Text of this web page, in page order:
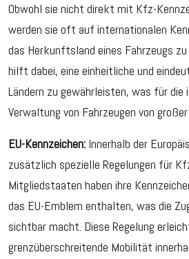
Obwohl sie nicht direkt mit Kfz-
werden sie oft auf internationalen
das Herkunftsland eines Fahrzeugs
hilft dabei, eine einheitliche und
Ländern zu gewährleisten, was für die
Verwaltung von Fahrzeugen von
EU-Kennzeichen: Innerhalb der
zusätzlich spezielle Regelungen für
Mitgliedstaaten haben ihre
das EU-Emblem enthalten, was die
sichtbar macht. Diese Regelung
grenzüberschreitende Mobilität